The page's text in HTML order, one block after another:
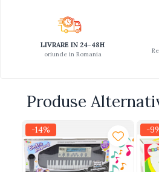
Seturi de doctor
Seturi de rufe
Vehicule de constructii
LIVRARE IN 24-48H
oriunde in Romania
Produse
-14% -